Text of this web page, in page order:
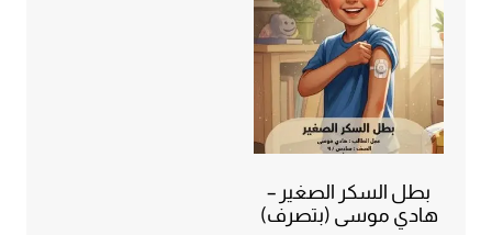
بطل السكر الصغير –
هادي موسى (بتصرف)